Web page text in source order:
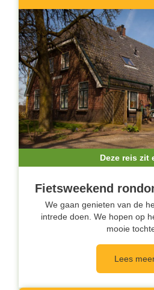
Deze reis zit
Fietsweekend
We gaan genieten van de
intrede doen. We hopen op
mooie
Lees